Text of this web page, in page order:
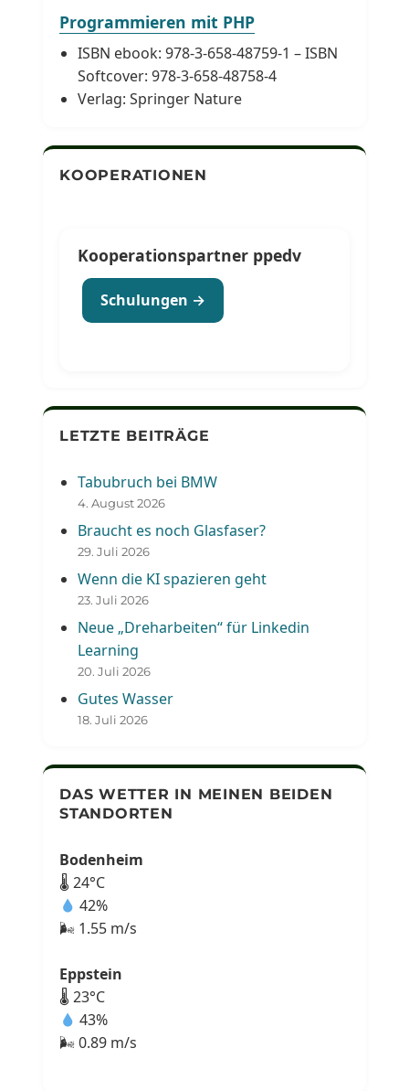
Programmieren mit PHP
ISBN ebook: 978-3-658-48759-1 – ISBN
Softcover: 978-3-658-48758-4
Verlag: Springer Nature
KOOPERATIONEN
Kooperationspartner ppedv
Schulungen →
LETZTE BEITRÄGE
Tabubruch bei BMW
4. August 2026
Braucht es noch Glasfaser?
29. Juli 2026
Wenn die KI spazieren geht
23. Juli 2026
Neue „Dreharbeiten“ für Linkedin
Learning
20. Juli 2026
Gutes Wasser
18. Juli 2026
DAS WETTER IN MEINEN BEIDEN
STANDORTEN
Bodenheim
🌡 24°C
42%
🌬 1.55 m/s
Eppstein
🌡 23°C
43%
🌬 0.89 m/s